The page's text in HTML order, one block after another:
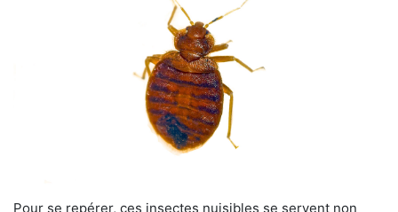
Pour se repérer, ces insectes nuisibles se servent non